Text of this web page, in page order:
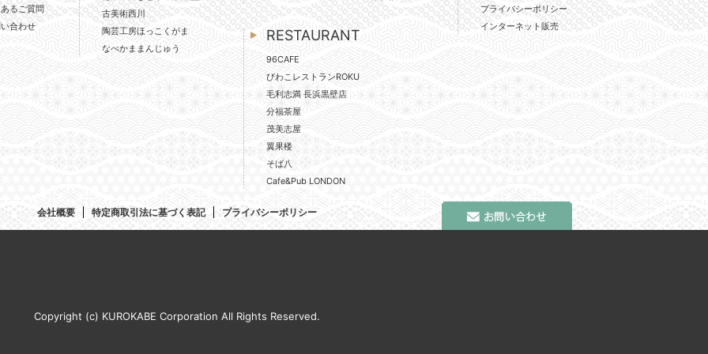
るご質問
合わせ
古美術西川
陶芸工房ほっこくがま
なべかままんじゅう
RESTAURANT
96CAFE
びわこレストランROKU
毛利志満 長浜黒壁店
分福茶屋
茂美志屋
翼果楼
そば八
Cafe&Pub LONDON
プライバシーポリシー
インターネット販売
会社概要 特定商取引法に基づく表記 プライバシーポリシー
Copyright (c) KUROKABE Corporation All Rights Reserved.